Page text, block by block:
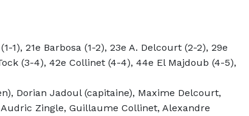
1), 21e Barbosa (1-2), 23e A. Delcourt (2-2), 29e
(3-4), 42e Collinet (4-4), 44e El Majdoub (4-5),
Dorian Jadoul (capitaine), Maxime Delcourt,
Zingle, Guillaume Collinet, Alexandre